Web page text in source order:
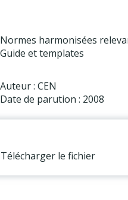
Normes harmonisées
Guide et templates
Auteur : CEN
Date de parution : 2008
Télécharger le fichier